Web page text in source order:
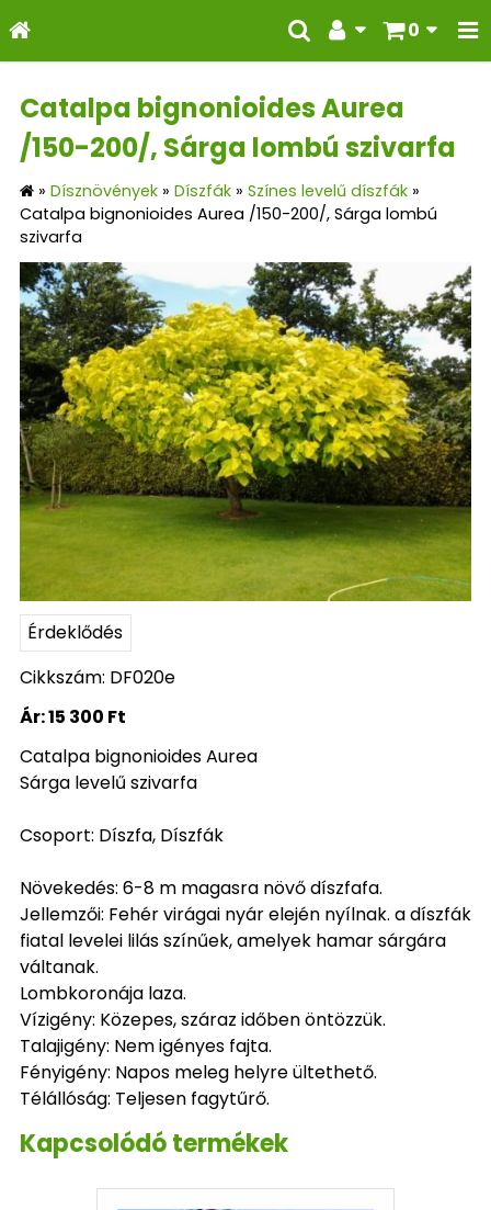
0
Catalpa bignonioides Aurea
/150-200/, Sárga lombú szivarfa
» Dísznövények » Díszfák » Színes levelű díszfák »
Catalpa bignonioides Aurea /150-200/, Sárga lombú
szivarfa
Érdeklődés
Cikkszám: DF020e
Ár:15 300 Ft
Catalpa bignonioides Aurea
Sárga levelű szivarfa
Csoport: Díszfa, Díszfák
Növekedés: 6-8 m magasra növő díszfafa.
Jellemzői: Fehér virágai nyár elején nyílnak. a díszfák
fiatal levelei lilás színűek, amelyek hamar sárgára
váltanak.
Lombkoronája laza.
Vízigény: Közepes, száraz időben öntözzük.
Talajigény: Nem igényes fajta.
Fényigény: Napos meleg helyre ültethető.
Télállóság: Teljesen fagytűrő.
Kapcsolódó termékek